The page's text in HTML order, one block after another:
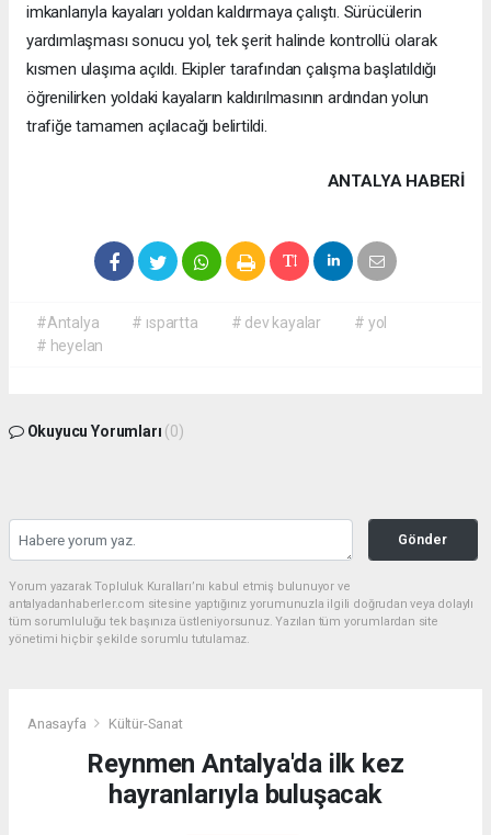
imkanlarıyla kayaları yoldan kaldırmaya çalıştı. Sürücülerin
yardımlaşması sonucu yol, tek şerit halinde kontrollü olarak
kısmen ulaşıma açıldı. Ekipler tarafından çalışma başlatıldığı
öğrenilirken yoldaki kayaların kaldırılmasının ardından yolun
trafiğe tamamen açılacağı belirtildi.
ANTALYA HABERİ
#Antalya # ıspartta # dev kayalar
# yol
# heyelan
Okuyucu Yorumları (0)
Gönder
Yorum yazarak Topluluk Kuralları’nı kabul etmiş bulunuyor ve
antalyadanhaberler.com sitesine yaptığınız yorumunuzla ilgili doğrudan veya dolaylı
tüm sorumluluğu tek başınıza üstleniyorsunuz. Yazılan tüm yorumlardan site
yönetimi hiçbir şekilde sorumlu tutulamaz.
Anasayfa Kültür-Sanat
Reynmen Antalya'da ilk kez
hayranlarıyla buluşacak